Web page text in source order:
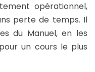
opérationnel,
perte de temps. Il
du Manuel, en les
un cours le plus